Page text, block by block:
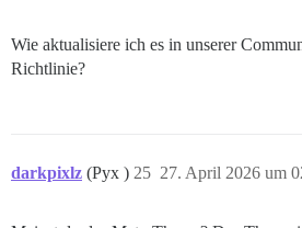
Wie aktualisiere ich es in unserer
Richtlinie?
darkpixlz (Pyx ) 27. April 2026 um
25